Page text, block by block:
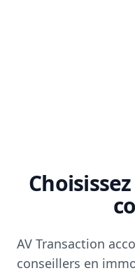
AV Transaction
conseillers en